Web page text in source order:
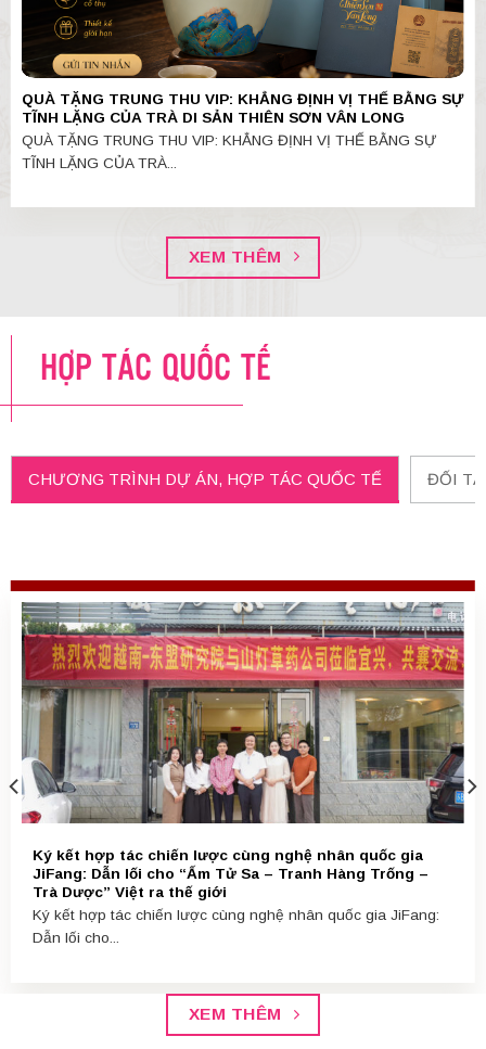
QUÀ TẶNG TRUNG THU VIP: KHẲNG ĐỊNH VỊ THẾ BẰNG SỰ
TĨNH LẶNG CỦA TRÀ DI SẢN THIÊN SƠN VÂN LONG
QUÀ TẶNG TRUNG THU VIP: KHẲNG ĐỊNH VỊ THẾ BẰNG SỰ
TĨNH LẶNG CỦA TRÀ...
XEM THÊM
HỢP TÁC QUỐC TẾ
CHƯƠNG TRÌNH DỰ ÁN, HỢP TÁC QUỐC TẾ ĐỐI
Ký kết hợp tác chiến lược cùng nghệ nhân quốc gia
JiFang: Dẫn lối cho “Ấm Tử Sa – Tranh Hàng Trống –
Trà Dược” Việt ra thế giới
Ký kết hợp tác chiến lược cùng nghệ nhân quốc gia JiFang:
Dẫn lối cho...
XEM THÊM